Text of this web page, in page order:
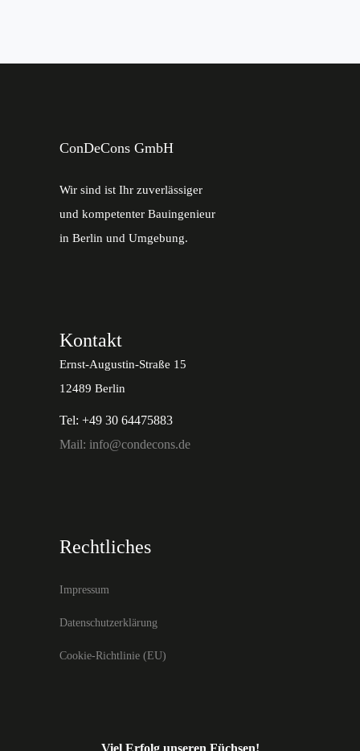
ConDeCons GmbH
Wir sind ist Ihr zuverlässiger
und kompetenter Bauingenieur
in Berlin und Umgebung.
Kontakt
Ernst-Augustin-Straße 15
12489 Berlin
Tel: +49 30 64475883
Mail: info@condecons.de
Rechtliches
Impressum
Datenschutzerklärung
Cookie-Richtlinie (EU)
Viel Erfolg unseren Füchsen!